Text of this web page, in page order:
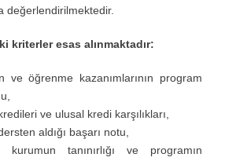
değerlendirilmektedir.
kriterler esas alınmaktadır:
ve öğrenme kazanımlarının program
ve ulusal kredi karşılıkları,
aldığı başarı notu,
kurumun tanınırlığı ve programın